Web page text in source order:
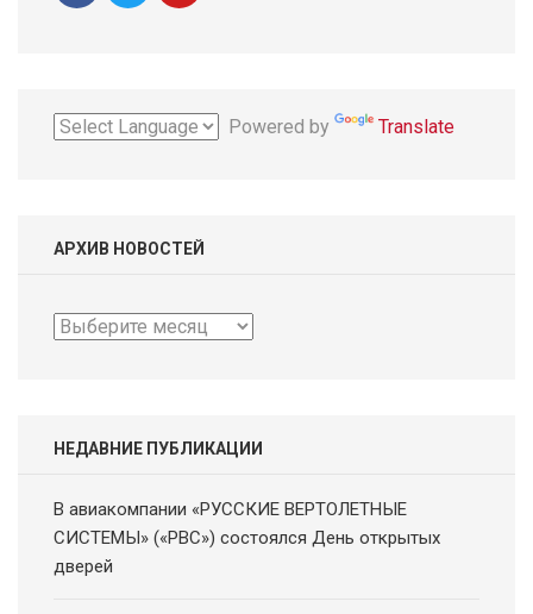
Powered by Translate
АРХИВ НОВОСТЕЙ
Архив
НЕДАВНИЕ ПУБЛИКАЦИИ
В авиакомпании «РУССКИЕ ВЕРТОЛЕТНЫЕ
СИСТЕМЫ» («РВС») состоялся День открытых
дверей